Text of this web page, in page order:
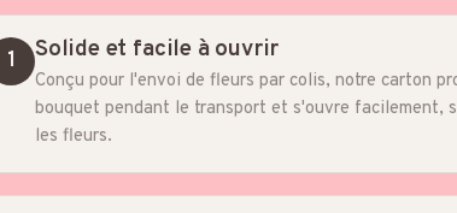
1 Solide et facile à ouvrir
Conçu pour l'envoi de fleurs par colis, notre carton
bouquet pendant le transport et s'ouvre facilement,
les fleurs.